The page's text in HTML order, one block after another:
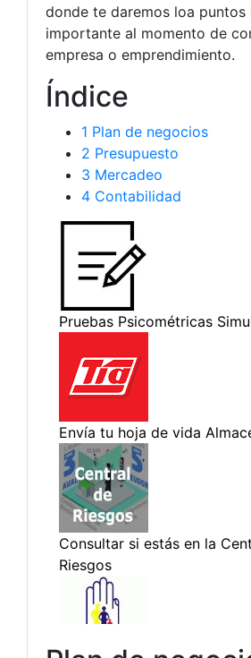
donde te daremos loa puntos
importante al momento de
empresa o emprendimiento.
Índice
1 Plan de negocios
2 Presupuesto
3 Mercadeo
4 Contabilidad